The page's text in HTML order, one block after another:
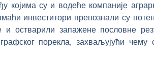
којима су и водеће компаније
инвеститори препознали су
и остварили запажене пословне
порекла, захваљујући